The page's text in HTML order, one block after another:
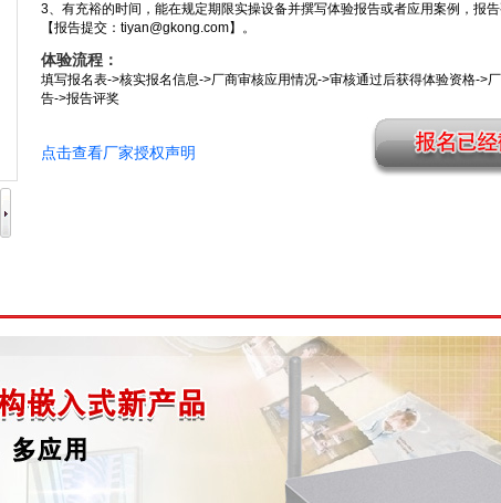
3、有充裕的时间，能在规定期限实操设备并撰写体验报告或者应用案例，报
【报告提交：tiyan@gkong.com】。
体验流程：
填写报名表->核实报名信息->厂商审核应用情况->审核通过后获得体验资格->
告->报告评奖
点击查看厂家授权声明